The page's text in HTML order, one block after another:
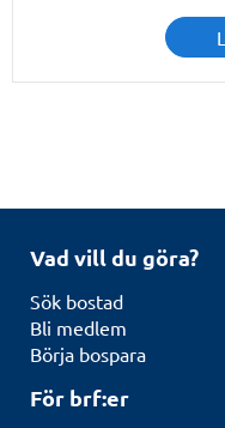
Vad vill du göra?
Sök bostad
Bli medlem
Börja bospara
För brf:er